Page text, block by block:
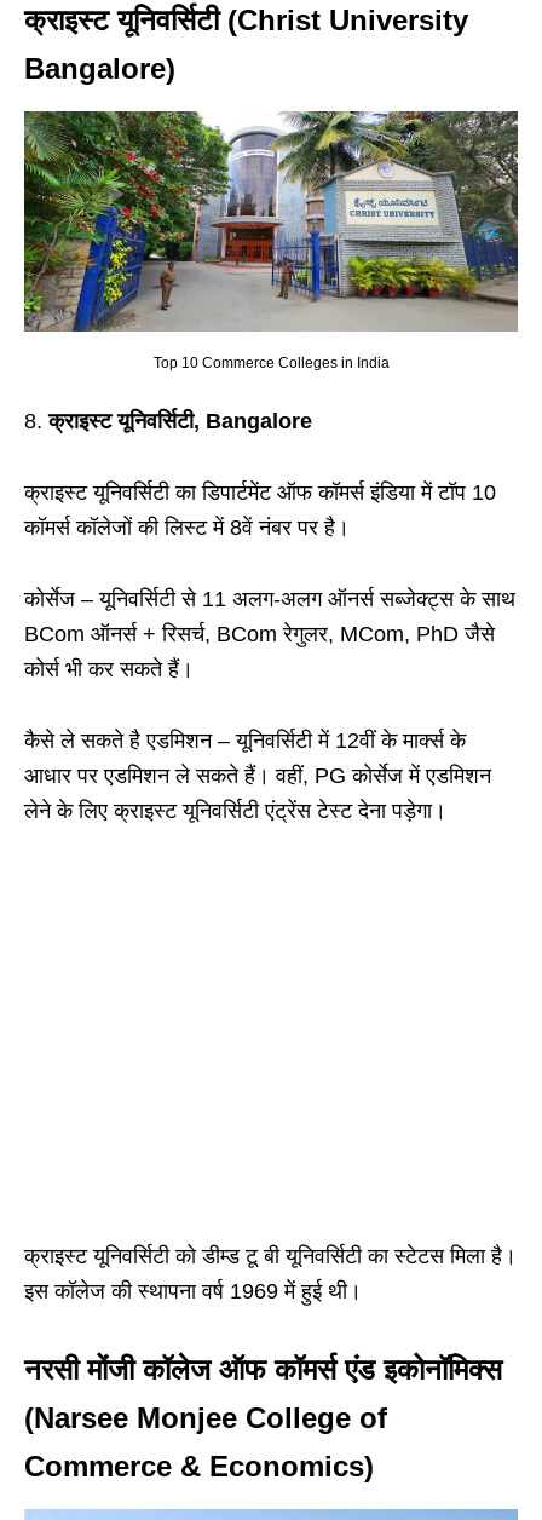
क्राइस्ट यूनिवर्सिटी (Christ University
Bangalore)
Top 10 Commerce Colleges in India
क्राइस्ट यूनिवर्सिटी, Bangalore
क्राइस्ट यूनिवर्सिटी का डिपार्टमेंट ऑफ कॉमर्स इंडिया में टॉप 10
कॉमर्स कॉलेजों की लिस्ट में 8वें नंबर पर है।
कोर्सेज – यूनिवर्सिटी से 11 अलग-अलग ऑनर्स सब्जेक्ट्स के साथ
BCom ऑनर्स + रिसर्च, BCom रेगुलर, MCom, PhD जैसे
कोर्स भी कर सकते हैं।
कैसे ले सकते है एडमिशन – यूनिवर्सिटी में 12वीं के मार्क्स के
आधार पर एडमिशन ले सकते हैं। वहीं, PG कोर्सेज में एडमिशन
लेने के लिए क्राइस्ट यूनिवर्सिटी एंट्रेंस टेस्ट देना पड़ेगा।
क्राइस्ट यूनिवर्सिटी को डीम्ड टू बी यूनिवर्सिटी का स्टेटस मिला है।
इस कॉलेज की स्थापना वर्ष 1969 में हुई थी।
नरसी मोंजी कॉलेज ऑफ कॉमर्स एंड इकोनॉमिक्स
(Narsee Monjee College of
Commerce & Economics)